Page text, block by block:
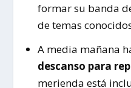
formar su banda
de temas
A media mañana
descanso para
merienda está